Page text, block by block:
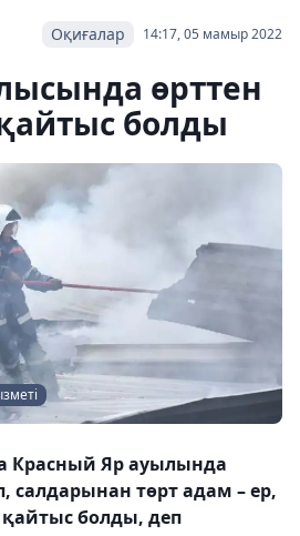
14:17, 05 мамыр 2022
Оқиғалар
өрттен
болды
Красный Яр ауылында
салдарынан төрт адам – ер,
қайтыс болды, деп